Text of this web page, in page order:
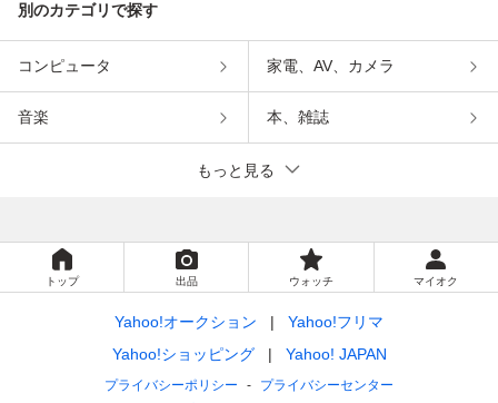
別のカテゴリで探す
コンピュータ 家電、AV、カメラ
音楽 本、雑誌
もっと見る
トップ 出品 ウォッチ マイオク
Yahoo!オークション
Yahoo!フリマ
Yahoo!ショッピング
Yahoo! JAPAN
プライバシーポリシー
プライバシーセンター